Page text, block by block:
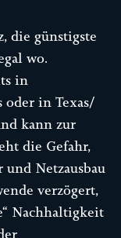
die günstigste
wo.
in
oder in Texas/
kann zur
die Gefahr,
Netzausbau
verzögert,
Nachhaltigkeit